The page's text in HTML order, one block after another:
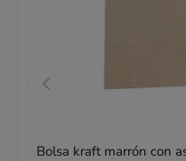
Bolsa kraft marrón con